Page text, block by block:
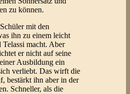
zu können.
mit den
ihn zu einem leicht
macht. Aber
er nicht auf seine
Ausbildung ein
verliebt. Das wirft die
bestärkt ihn aber in der
Schneller, als die